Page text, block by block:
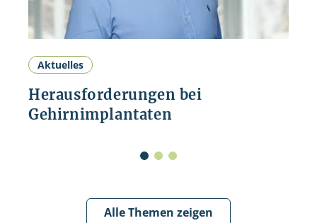
Aktuelles
Herausforderungen bei
Gehirnimplantaten
Alle Themen zeigen